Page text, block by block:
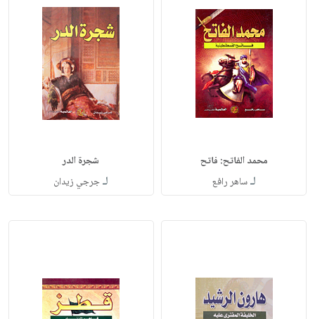
محمد الفاتح: فاتح
لـساهر رافع
شجرة الدر
لـجرجي زيدان